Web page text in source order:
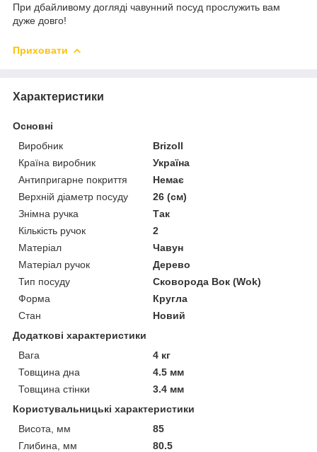
При дбайливому догляді чавунний посуд прослужить вам
дуже довго!
Приховати
Характеристики
Основні
Виробник
Brizoll
Країна виробник
Україна
Антипригарне покриття
Немає
Верхній діаметр посуду
26 (см)
Знімна ручка
Так
Кількість ручок
2
Матеріал
Чавун
Матеріал ручок
Дерево
Тип посуду
Сковорода Вок (Wok)
Форма
Кругла
Стан
Новий
Додаткові характеристики
Вага
4 кг
Товщина дна
4.5 мм
Товщина стінки
3.4 мм
Користувальницькі характеристики
Висота, мм
85
Глибина, мм
80.5